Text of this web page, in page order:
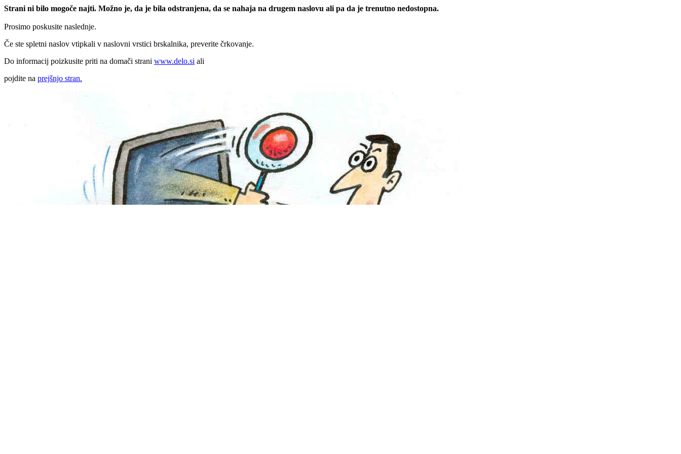
Strani ni bilo mogoče najti. Možno je, da je bila odstranjena, da se nahaja na drugem naslovu ali pa da je trenutno nedostopna.
Prosimo poskusite naslednje.
Če ste spletni naslov vtipkali v naslovni vrstici brskalnika, preverite črkovanje.
Do informacij poizkusite priti na domači strani www.delo.si ali
pojdite na prejšnjo stran.